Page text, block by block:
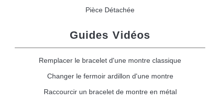
Pièce Détachée
Guides Vidéos
Remplacer le bracelet d'une montre classique
Changer le fermoir ardillon d'une montre
Raccourcir un bracelet de montre en métal